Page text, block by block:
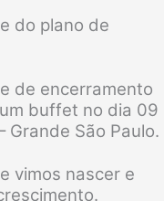
do plano de
de encerramento
buffet no dia 09
Grande São Paulo.
vimos nascer e